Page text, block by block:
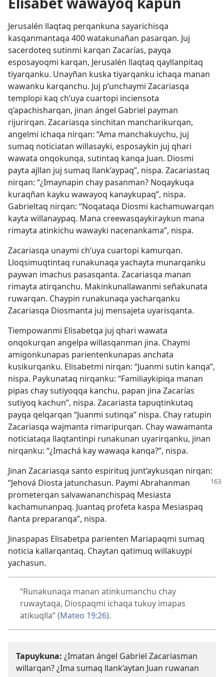
Jerusalén llaqtaq perqankuna sayarichisqa
kasqanmantaqa 400 watakunañan pasarqan. Juj
sacerdoteq sutinmi karqan Zacarías, payqa
esposayoqmi karqan, Jerusalén llaqtaq qayllanpitaq
tiyarqanku. Unayñan kuska tiyarqanku ichaqa manan
wawanku karqanchu. Juj p’unchaymi Zacariasqa
templopi kaq ch’uya cuartopi inciensota
q’apachisharqan, jinan ángel Gabriel payman
rijurirqan. Zacariasqa sinchitan mancharikurqan,
angelmi ichaqa nirqan: “Ama manchakuychu, juj
sumaq noticiatan willasayki, esposaykin juj qhari
wawata onqokunqa, sutintaq kanqa Juan. Diosmi
payta ajllan juj sumaq llank’aypaq”, nispa. Zacariastaq
nirqan: “¿Imaynapin chay pasanman? Noqaykuqa
kuraqñan kayku wawayoq kanaykupaq”, nispa.
Gabrieltaq nirqan: “Noqataqa Diosmi kachamuwarqan
kayta willanaypaq. Mana creewasqaykiraykun mana
rimayta atinkichu wawayki nacenankama”, nispa.
Zacariasqa unaymi ch’uya cuartopi kamurqan.
Lloqsimuqtintaq runakunaqa yachayta munarqanku
paywan imachus pasasqanta. Zacariasqa manan
rimayta atirqanchu. Makinkunallawanmi señakunata
ruwarqan. Chaypin runakunaqa yacharqanku
Zacariasqa Diosmanta juj mensajeta uyarisqanta.
Tiempowanmi Elisabetqa juj qhari wawata
onqokurqan angelpa willasqanman jina. Chaymi
amigonkunapas parientenkunapas anchata
kusikurqanku. Elisabetmi nirqan: “Juanmi sutin kanqa”,
nispa. Paykunataq nirqanku: “Familiaykipiqa manan
pipas chay sutiyoqqa kanchu, papan jina Zacarías
sutiyoq kachun”, nispa. Zacariasta tapuqtinkutaq
payqa qelqarqan “Juanmi sutinqa” nispa. Chay ratupin
Zacariasqa wajmanta rimaripurqan. Chay wawamanta
noticiataqa llaqtantinpi runakunan uyarirqanku, jinan
nirqanku: “¿Imachá kay wawaqa kanqa?”, nispa.
Jinan Zacariasqa santo espirituq junt’aykusqan nirqan:
“Jehová Diosta jatunchasun. Paymi Abrahanman
prometerqan salvawananchispaq Mesiasta
kachamunanpaq. Juantaq profeta kaspa Mesiaspaq
ñanta preparanqa”, nispa.
Jinaspapas Elisabetpa parienten Mariapaqmi sumaq
noticia kallarqantaq. Chaytan qatimuq willakuypi
yachasun.
“Runakunaqa manan atinkumanchu chay
ruwaytaqa, Diospaqmi ichaqa tukuy imapas
atikuqlla” (Mateo 19:26).
Tapuykuna: ¿Imatan ángel Gabriel Zacariasman
willarqan? ¿Ima sumaq llank’aytan Juan ruwanan